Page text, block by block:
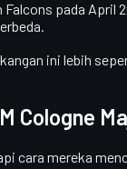
Falcons pada April
ini lebih
Cologne
cara mereka